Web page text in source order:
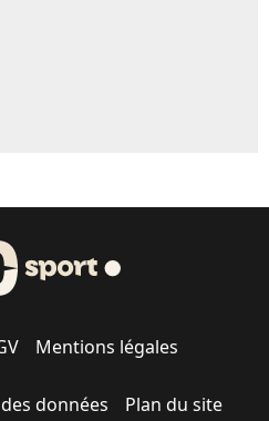
Mentions légales
données Plan du site